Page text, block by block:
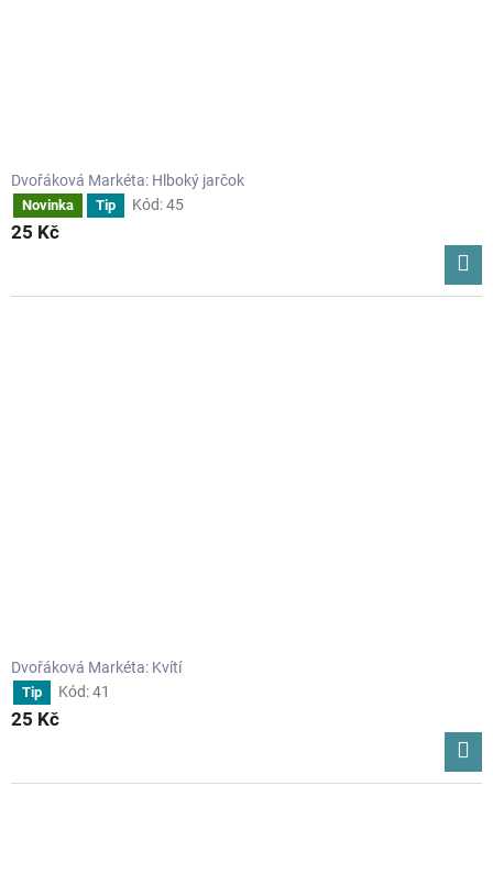
Dvořáková Markéta: Hlboký jarčok
Novinka Tip Kód:45
25 Kč
Dvořáková Markéta: Kvítí
Tip Kód:41
25 Kč